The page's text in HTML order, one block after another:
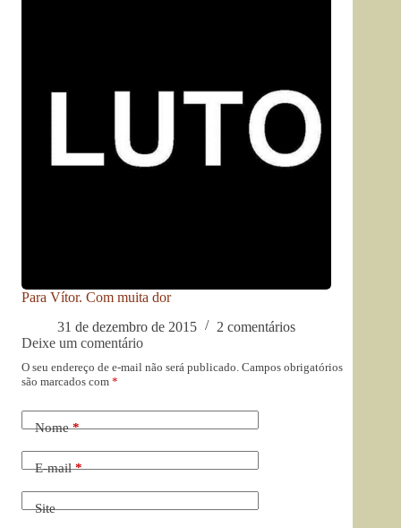
Para Vítor. Com muita dor
31 de dezembro de 2015
2 comentários
Deixe um comentário
O seu endereço de e-mail não será publicado. Campos obrigatórios
são marcados com *
Nome*
E-mail*
Site